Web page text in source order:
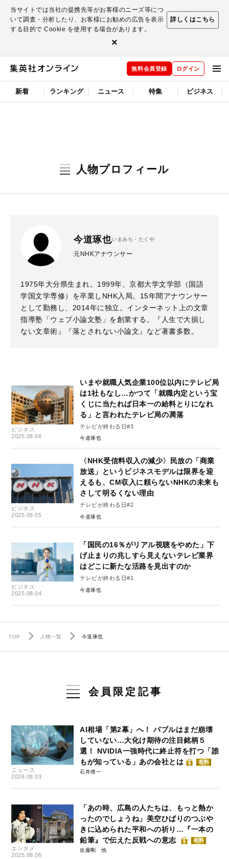
当サイトでは当社の提携先等がお客様のニーズ等につ
いて調査・分析したり、お客様にお勧めの広告を表示
する目的で Cookie を使用する場合があります。
詳しくはこちら
×
無料会員登録 ログイン
新着 ランキング ニュース 特集 ビジネス
人物プロフィール
今道琢也いまみち・たくや
元NHKアナウンサー
1975年大分県生まれ。1999年、京都大学文学部（国語
学国文学専修）を卒業しNHK入局。15年間アナウンサー
として勤務し、2014年に独立。インターネット上の文章
指導塾「ウェブ小論文塾」を創業する。『人生で大損し
ない文章術』『落とされない小論文』など著書多数。
ビジネス
2025.08.06
いまや就職人気企業100位以内にテレビ局
は1社もなし…かつて「就職内定という宝
くじに当たれば日本一の給料とりになれ
る」と言われたテレビ局の凋落
テレビが終わる日#3
今道琢也
ビジネス
2025.08.05
〈NHK受信料収入の減少〉民放の「商業
放送」というビジネスモデルは限界を迎
えるも、CM収入に頼らないNHKの未来も
さして明るくない理由
テレビが終わる日#2
今道琢也
ビジネス
2025.08.04
「国民の16％がリアル視聴をやめた」下
げ止まりの兆しすら見えないテレビ業界
はどこに新たな活路を見出すのか
テレビが終わる日#1
今道琢也
TOP 人物一覧 今道琢也
会員限定記事
ニュース
2026.08.03
AI相場「第2幕」へ！ バブルはまだ崩壊
していない…大化け期待の注目銘柄５
選！ NVIDIA一強時代に終止符を打つ「誰
もが知っている」あの会社とは
有料
石井僚一
エンタメ
2025.08.06
「あの時、広島の人たちは、もっと熱か
ったのでしょうね」美空ひばりのつぶや
きに込められた平和への祈り…『一本の
鉛筆』で伝えた反戦への意志
有料
佐藤剛